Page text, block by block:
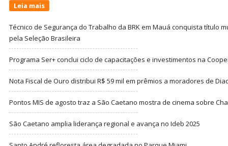
Leia mais
Técnico de Segurança do Trabalho da BRK em Mauá conquista título
pela Seleção Brasileira
Programa Ser+ conclui ciclo de capacitações e investimentos na
Nota Fiscal de Ouro distribui R$ 59 mil em prêmios a moradores de
Pontos MIS de agosto traz a São Caetano mostra de cinema sobre
São Caetano amplia liderança regional e avança no Ideb 2025